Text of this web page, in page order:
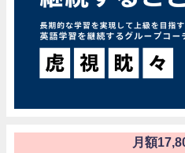
月額